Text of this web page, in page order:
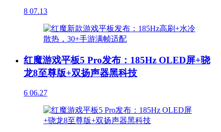
8 07.13
红魔游戏平板5 Pro发布：185Hz OLED屏+骁
龙8至尊版+双扬声器黑科技
6 06.27